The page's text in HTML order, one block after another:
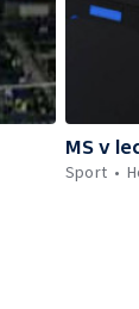
MS v
Sport